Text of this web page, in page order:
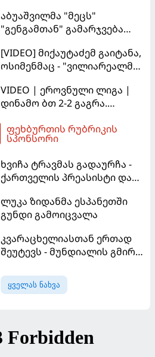
აბუაშვილმა "მეცს"
"გენგამთან" გამარჯვება
[VIDEO] მიქაუტაძემ გაიტანა,
ოსიმენმაც - "ვილიარეალმა"
"გალათასარაის" მოუგო
VIDEO | ეროვნული ლიგა |
დინამო ბთ 2-2 გაგრა.
ფეხბურთის რუბრიკის
სპონსორი
ხვიჩა ტრავმას გადაურჩა -
ქართველის პრეასისტი და
იუნაიტედთან"
ლუკა ზიდანმა ესპანეთში
გუნდი გამოიცვალა
კვარაცხელიასთან ერთად
შეუტევს - მუნდიალის გმირი
გახდება
ყველას ნახვა